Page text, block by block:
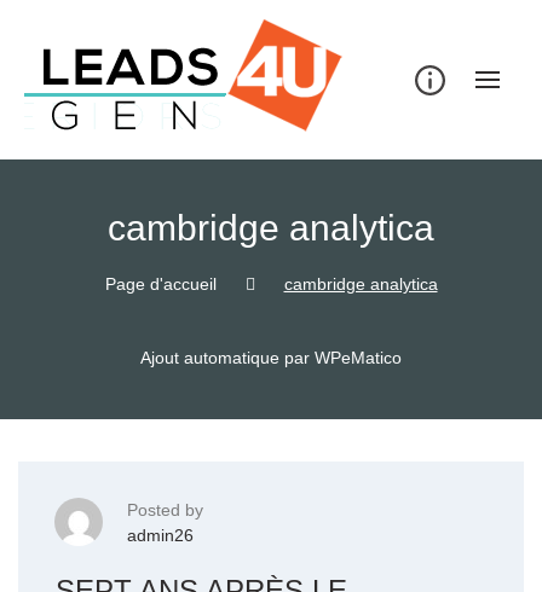
cambridge analytica
Page d'accueil cambridge analytica
Ajout automatique par WPeMatico
Posted by
admin26